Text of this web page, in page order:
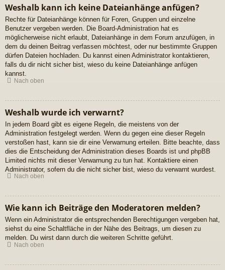
Weshalb kann ich keine Dateianhänge anfügen?
Rechte für Dateianhänge können für Foren, Gruppen und einzelne
Benutzer vergeben werden. Die Board-Administration hat es
möglicherweise nicht erlaubt, Dateianhänge in dem Forum anzufügen, in
dem du deinen Beitrag verfassen möchtest, oder nur bestimmte Gruppen
dürfen Dateien hochladen. Du kannst einen Administrator kontaktieren,
falls du dir nicht sicher bist, wieso du keine Dateianhänge anfügen
kannst.
Nach oben
Weshalb wurde ich verwarnt?
In jedem Board gibt es eigene Regeln, die meistens von der
Administration festgelegt werden. Wenn du gegen eine dieser Regeln
verstoßen hast, kann sie dir eine Verwarnung erteilen. Bitte beachte, dass
dies die Entscheidung der Administration dieses Boards ist und phpBB
Limited nichts mit dieser Verwarnung zu tun hat. Kontaktiere einen
Administrator, sofern du die nicht sicher bist, wieso du verwarnt wurdest.
Nach oben
Wie kann ich Beiträge den Moderatoren melden?
Wenn ein Administrator die entsprechenden Berechtigungen vergeben hat,
siehst du eine Schaltfläche in der Nähe des Beitrags, um diesen zu
melden. Du wirst dann durch die weiteren Schritte geführt.
Nach oben